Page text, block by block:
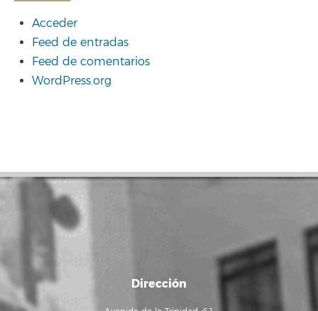
Acceder
Feed de entradas
Feed de comentarios
WordPress.org
Dirección